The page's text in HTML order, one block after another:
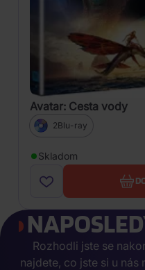
Avatar: Cesta vody
2Blu-ray
Skladom
Rozhodli jste se
najdete, co jste si u